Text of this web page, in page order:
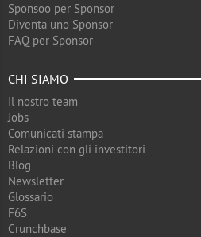
Sponsoo per Sponsor
Diventa uno Sponsor
FAQ per Sponsor
CHI SIAMO
Il nostro team
Jobs
Comunicati stampa
Relazioni con gli investitori
Blog
Newsletter
Glossario
F6S
Crunchbase